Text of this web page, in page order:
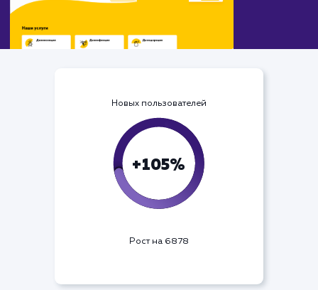
Новых пользователей